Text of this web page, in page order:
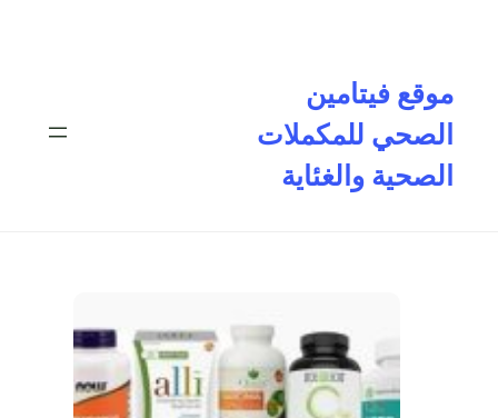
موقع فيتامين
الصحي للمكملات
الصحية والغئاية